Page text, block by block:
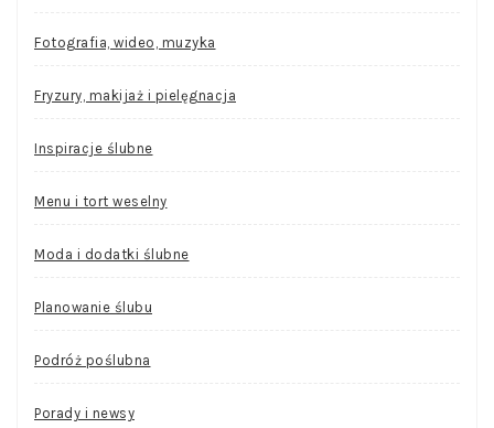
Fotografia, wideo, muzyka
Fryzury, makijaż i pielęgnacja
Inspiracje ślubne
Menu i tort weselny
Moda i dodatki ślubne
Planowanie ślubu
Podróż poślubna
Porady i newsy